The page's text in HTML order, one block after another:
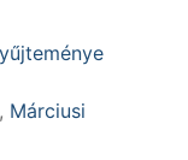
, Márciusi